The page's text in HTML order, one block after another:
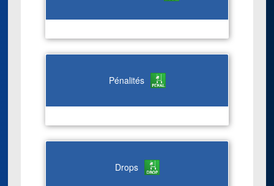
Pénalités
Drops